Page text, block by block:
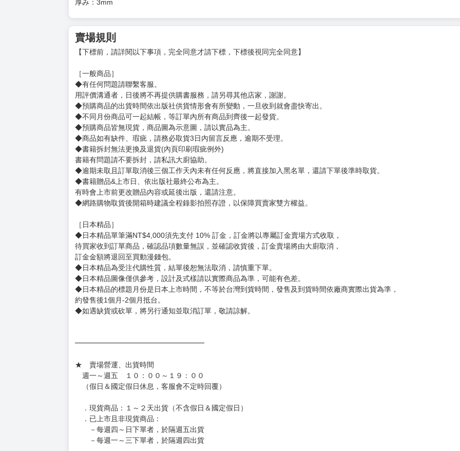
使用超商取貨付款：信用評價必須≧2 負評≦1分 超商未取貨≦1次 未完成交易≦1次 （近半年）
サイズ：（約）38.6×38.6mm
厚み：3mm
賣場規則
【下標前，請詳閱以下事項，完全同意才請下標，下標後視同完全同意】
［一般商品］
◆有任何問題請聯繫客服。
用評價溝通者，日後將不再提供購書服務，請另尋其他店家，謝謝。
◆不同月份商品可一起結帳，等訂單內所有商品到齊後一起發貨。
◆預購商品皆無現貨，商品圖為示意圖，請以實品為主。
◆商品如有缺件、瑕疵，請務必取貨3日內留言反應，逾期不受理。
◆書籍拆封無法更換及退貨(內頁印刷瑕疵例外)
書籍有問題請不要拆封，請私訊大廚協助。
◆逾期未取且訂單取消後三個工作天內未有任何反應，將直接加入黑名單，還請下單後準時取貨。
◆書籍贈品&上市日、依出版社最終公布為主。
有時會上市前更改贈品內容或延後出版，還請注意。
◆網路購物取貨後開箱時建議全程錄影拍照存證，以保障買賣家雙方權益。
訂金金額將退回至買動漫錢包。
◆日本精品為受注代購性質，結單後恕無法取消，請慎重下單。
◆日本精品圖像僅供參考，設計及式樣請以實際商品為準，可能有色差。
約發售後1個月-2個月抵台。
◆如遇缺貨或砍單，將另行通知並取消訂單，敬請諒解。